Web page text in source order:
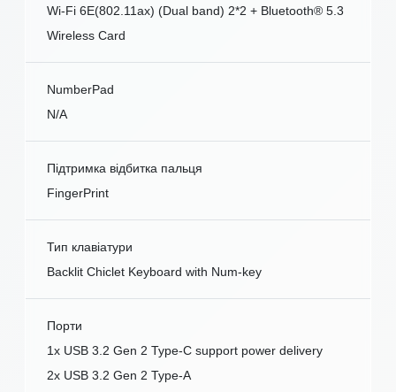
Wi-Fi 6E(802.11ax) (Dual band) 2*2 + Bluetooth® 5.3
Wireless Card
NumberPad
N/A
Підтримка відбитка пальця
FingerPrint
Тип клавіатури
Backlit Chiclet Keyboard with Num-key
Порти
1x USB 3.2 Gen 2 Type-C support power delivery
2x USB 3.2 Gen 2 Type-A